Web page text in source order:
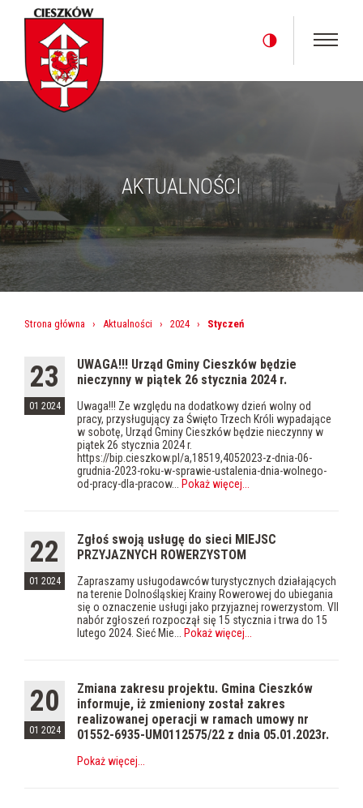
AKTUALNOŚCI
Strona główna › Aktualności › 2024 › Styczeń
23
01 2024
UWAGA!!! Urząd Gminy Cieszków będzie
nieczynny w piątek 26 stycznia 2024 r.
Uwaga!!! Ze względu na dodatkowy dzień wolny od
pracy, przysługujący za Święto Trzech Króli wypadające
w sobotę, Urząd Gminy Cieszków będzie nieczynny w
piątek 26 stycznia 2024 r.
https://bip.cieszkow.pl/a,18519,4052023-z-dnia-06-
grudnia-2023-roku-w-sprawie-ustalenia-dnia-wolnego-
od-pracy-dla-pracow...
Pokaż więcej
22
01 2024
Zgłoś swoją usługę do sieci MIEJSC
PRZYJAZNYCH ROWERZYSTOM
Zapraszamy usługodawców turystycznych działających
na terenie Dolnośląskiej Krainy Rowerowej do ubiegania
się o oznaczenie usługi jako przyjaznej rowerzystom. VII
nabór zgłoszeń rozpoczął się 15 stycznia i trwa do 15
lutego 2024. Sieć Mie...
Pokaż więcej
20
01 2024
Zmiana zakresu projektu. Gmina Cieszków
informuje, iż zmieniony został zakres
realizowanej operacji w ramach umowy nr
01552-6935-UM0112575/22 z dnia 05.01.2023r.
Pokaż więcej